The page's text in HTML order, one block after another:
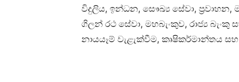
විදුලිය, ඉන්ධන, සෞඛ්‍ය සේවා, ප්‍රවාහන,
ගිලන් රථ සේවා, මහබැංකුව, රාජ්‍ය බැංකු
නායයෑම් වැළැක්වීම, කෘෂිකර්මාන්තය